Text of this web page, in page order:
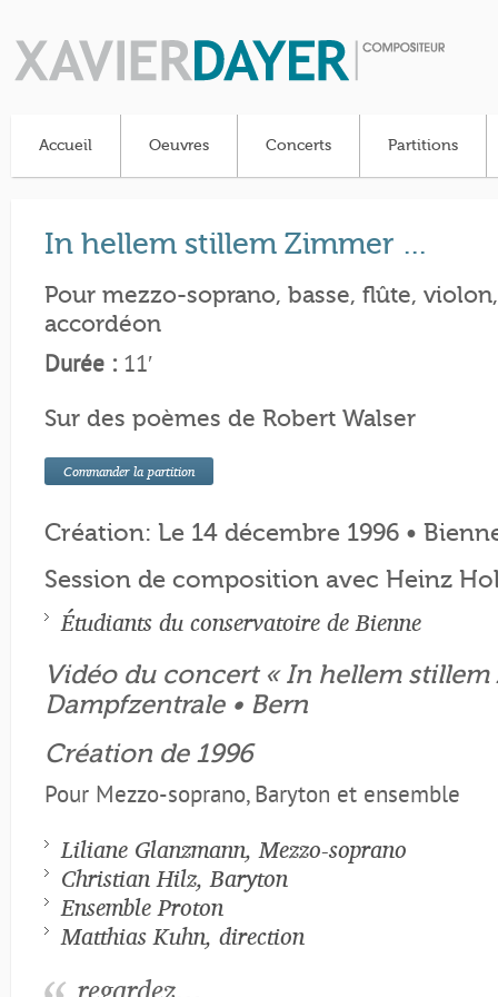
Accueil Oeuvres Concerts Partitions
In hellem stillem Zimmer …
Pour mezzo-soprano, basse, flûte,
accordéon
Durée : 11′
Sur des poèmes de Robert Walser
Commander la partition
Création: Le 14 décembre 1996 •
Session de composition avec Heinz
Étudiants du conservatoire de Bienne
Vidéo du concert « In hellem
Dampfzentrale • Bern
Création de 1996
Pour Mezzo-soprano, Baryton et ensemble
Liliane Glanzmann, Mezzo-soprano
Christian Hilz, Baryton
Ensemble Proton
Matthias Kuhn, direction